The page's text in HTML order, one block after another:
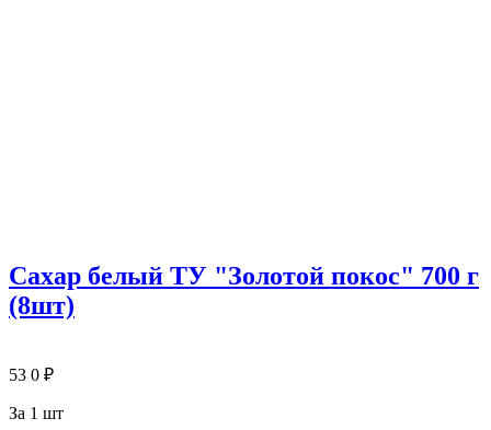
Сахар белый ТУ "Золотой покос" 700 г
(8шт)
53 0 ₽
За 1 шт